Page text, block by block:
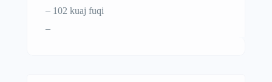
– 102 kuaj fuqi
–